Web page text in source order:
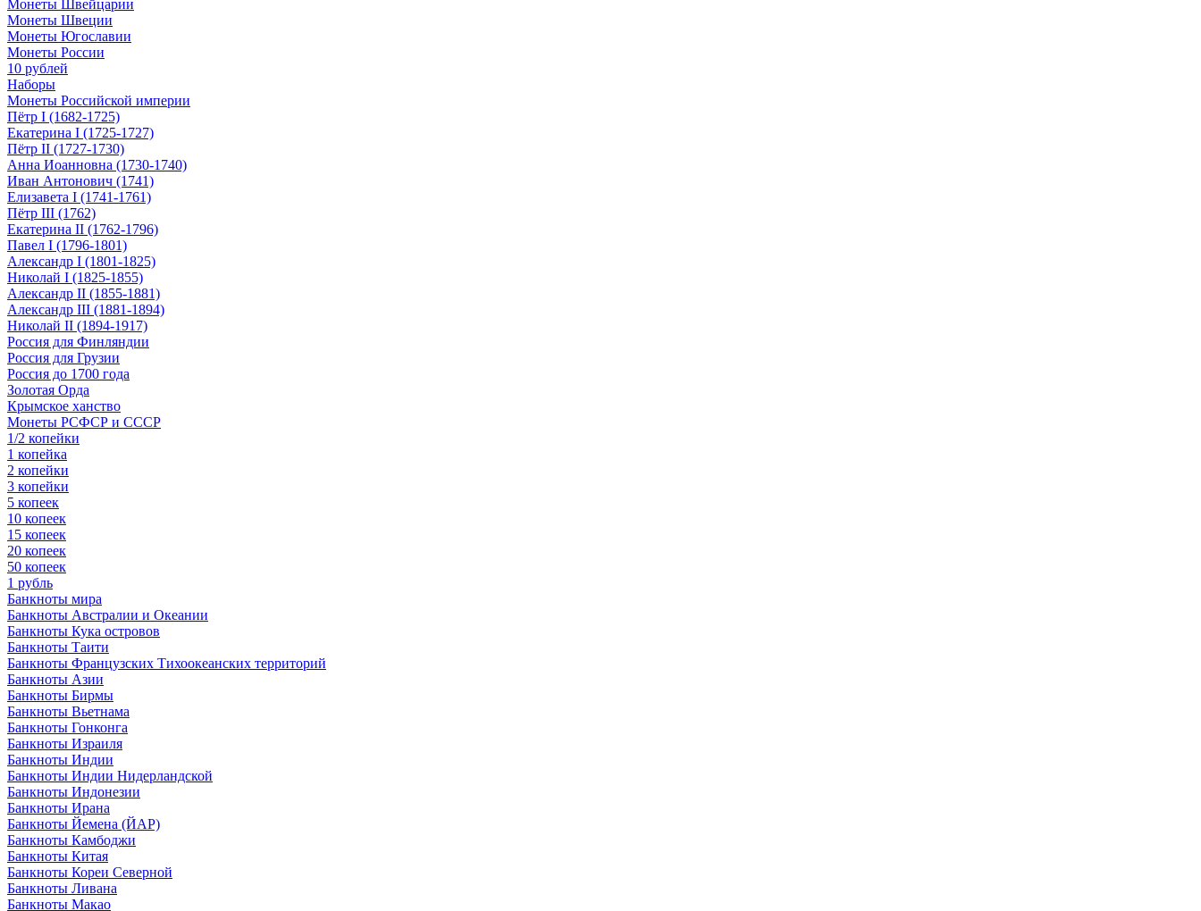
Монеты Швейцарии
Монеты Швеции
Монеты Югославии
Монеты России
10 рублей
Наборы
Монеты Российской империи
Пётр I (1682-1725)
Екатерина I (1725-1727)
Пётр II (1727-1730)
Анна Иоанновна (1730-1740)
Иван Антонович (1741)
Елизавета I (1741-1761)
Пётр III (1762)
Екатерина II (1762-1796)
Павел I (1796-1801)
Александр I (1801-1825)
Николай I (1825-1855)
Александр II (1855-1881)
Александр III (1881-1894)
Николай II (1894-1917)
Россия для Финляндии
Россия для Грузии
Россия до 1700 года
Золотая Орда
Крымское ханство
Монеты РСФСР и СССР
1/2 копейки
1 копейка
2 копейки
3 копейки
5 копеек
10 копеек
15 копеек
20 копеек
50 копеек
1 рубль
Банкноты мира
Банкноты Австралии и Океании
Банкноты Кука островов
Банкноты Таити
Банкноты Французских Тихоокеанских территорий
Банкноты Азии
Банкноты Бирмы
Банкноты Вьетнама
Банкноты Гонконга
Банкноты Израиля
Банкноты Индии
Банкноты Индии Нидерландской
Банкноты Индонезии
Банкноты Ирана
Банкноты Йемена (ЙАР)
Банкноты Камбоджи
Банкноты Китая
Банкноты Кореи Северной
Банкноты Ливана
Банкноты Макао